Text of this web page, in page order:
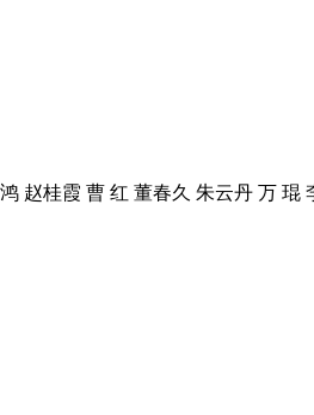
赵桂霞 曹 红 董春久 朱云丹 万 琨